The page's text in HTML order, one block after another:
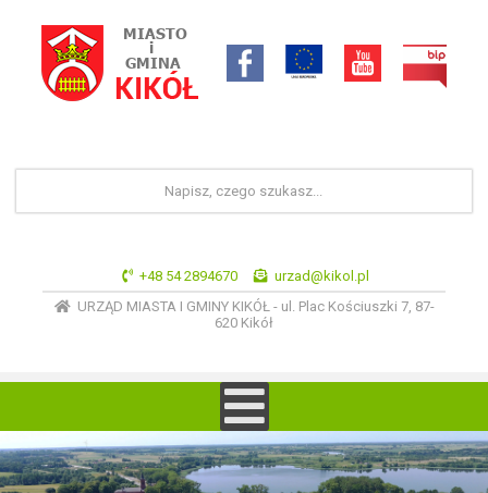
+48 54 2894670
urzad@kikol.pl
URZĄD MIASTA I GMINY KIKÓŁ - ul. Plac Kościuszki 7, 87-
620 Kikół